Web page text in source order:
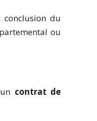
conclusion du
ou
contrat de